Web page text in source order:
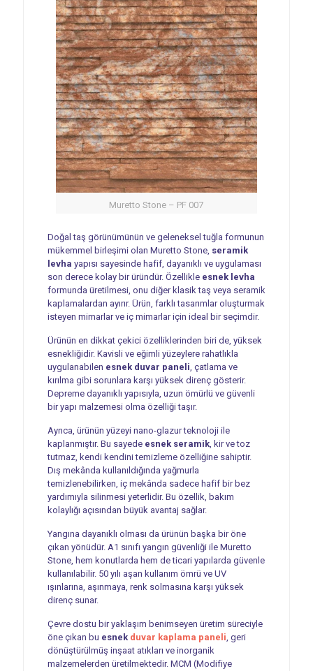
Muretto Stone – PF 007
Doğal taş görünümünün ve geleneksel tuğla formunun
mükemmel birleşimi olan Muretto Stone, seramik
levha yapısı sayesinde hafif, dayanıklı ve uygulaması
son derece kolay bir üründür. Özellikle esnek levha
formunda üretilmesi, onu diğer klasik taş veya seramik
kaplamalardan ayırır. Ürün, farklı tasarımlar oluşturmak
isteyen mimarlar ve iç mimarlar için ideal bir seçimdir.
Ürünün en dikkat çekici özelliklerinden biri de, yüksek
esnekliğidir. Kavisli ve eğimli yüzeylere rahatlıkla
uygulanabilen esnek duvar paneli, çatlama ve
kırılma gibi sorunlara karşı yüksek direnç gösterir.
Depreme dayanıklı yapısıyla, uzun ömürlü ve güvenli
bir yapı malzemesi olma özelliği taşır.
Ayrıca, ürünün yüzeyi nano-glazur teknoloji ile
kaplanmıştır. Bu sayede esnek seramik, kir ve toz
tutmaz, kendi kendini temizleme özelliğine sahiptir.
Dış mekânda kullanıldığında yağmurla
temizlenebilirken, iç mekânda sadece hafif bir bez
yardımıyla silinmesi yeterlidir. Bu özellik, bakım
kolaylığı açısından büyük avantaj sağlar.
Yangına dayanıklı olması da ürünün başka bir öne
çıkan yönüdür. A1 sınıfı yangın güvenliği ile Muretto
Stone, hem konutlarda hem de ticari yapılarda güvenle
kullanılabilir. 50 yılı aşan kullanım ömrü ve UV
ışınlarına, aşınmaya, renk solmasına karşı yüksek
direnç sunar.
Çevre dostu bir yaklaşım benimseyen üretim süreciyle
öne çıkan bu esnek duvar kaplama paneli, geri
dönüştürülmüş inşaat atıkları ve inorganik
malzemelerden üretilmektedir. MCM (Modifiye